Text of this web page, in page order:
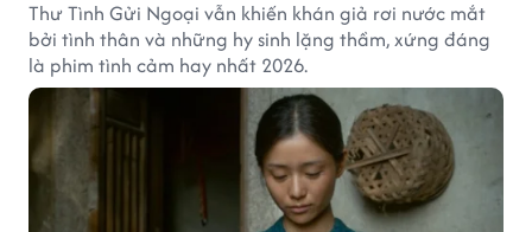
Thư Tình Gửi Ngoại vẫn khiến khán giả rơi nước mắt
bởi tình thân và những hy sinh lặng thầm, xứng đáng
là phim tình cảm hay nhất 2026.